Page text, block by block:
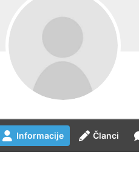
Informacije Članci